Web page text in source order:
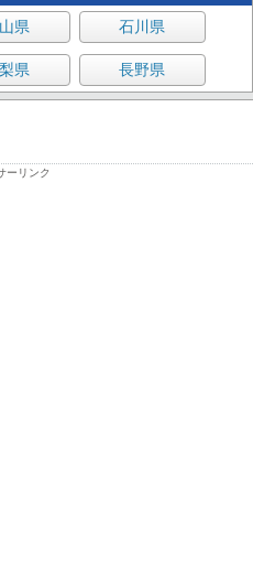
県 石川県
県 長野県
ーリンク